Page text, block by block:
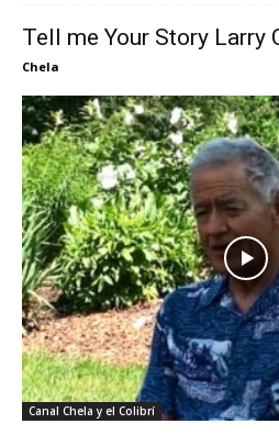
Tell me Your Story Larry
Chela
Canal Chela y el Colibrí